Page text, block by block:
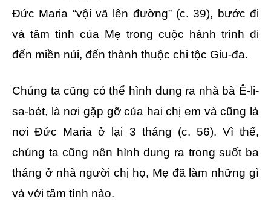
Đức Maria “vội vã lên đường” (c. 39), bước đi
và tâm tình của Mẹ trong cuộc hành trình đi
đến miền núi, đến thành thuộc chi tộc Giu-đa.
Chúng ta cũng có thể hình dung ra nhà bà Ê-li-
sa-bét, là nơi gặp gỡ của hai chị em và cũng là
nơi Đức Maria ở lại 3 tháng (c. 56). Vì thế,
chúng ta cũng nên hình dung ra trong suốt ba
tháng ở nhà người chị họ, Mẹ đã làm những gì
và với tâm tình nào.